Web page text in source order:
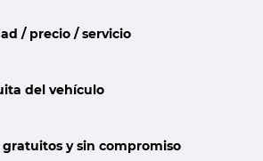
/ precio / servicio
del vehículo
gratuitos y sin compromiso